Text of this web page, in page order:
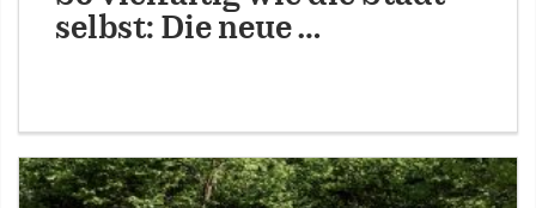
selbst: Die neue …